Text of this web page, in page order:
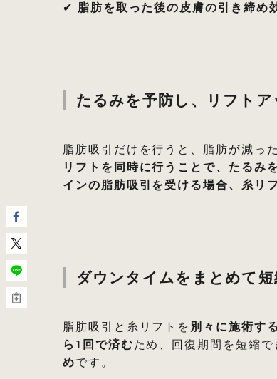
✔ 脂肪を取った後の皮膚の引き締め
たるみを予防し、リフト
脂肪吸引だけを行うと、脂肪が減っ
リフトを同時に行うことで、たるみ
インの脂肪吸引を受ける場合、糸リ
ダウンタイムをまとめて短
脂肪吸引と糸リフトを 別々に施術す
ら1回で済むため、回復期間を短縮で
めです。